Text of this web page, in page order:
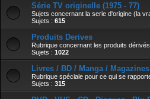
Série TV originelle (1975 - 77)
Sujets concernant la serie d'origine (la
Sujets : 615
Produits Derives
Rubrique concernant les produits
Sujets : 1022
Livres / BD / Manga / Magazines
Rubrique spéciale pour ce qui se
Sujets : 315